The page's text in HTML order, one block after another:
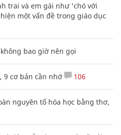
trai và em gái như 'chó với
một vấn đề trong giáo dục
bao giờ nên gọi
9 cơ bản cần nhớ 106
nguyên tố hóa học bằng thơ,